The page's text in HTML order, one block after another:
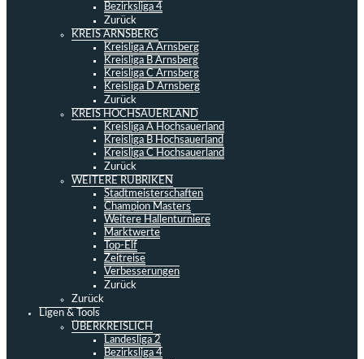
Bezirksliga 4
Zurück
KREIS ARNSBERG
Kreisliga A Arnsberg
Kreisliga B Arnsberg
Kreisliga C Arnsberg
Kreisliga D Arnsberg
Zurück
KREIS HOCHSAUERLAND
Kreisliga A Hochsauerland
Kreisliga B Hochsauerland
Kreisliga C Hochsauerland
Zurück
WEITERE RUBRIKEN
Stadtmeisterschaften
Champion Masters
Weitere Hallenturniere
Marktwerte
Top-Elf
Zeitreise
Verbesserungen
Zurück
Zurück
Ligen & Tools
ÜBERKREISLICH
Landesliga 2
Bezirksliga 4